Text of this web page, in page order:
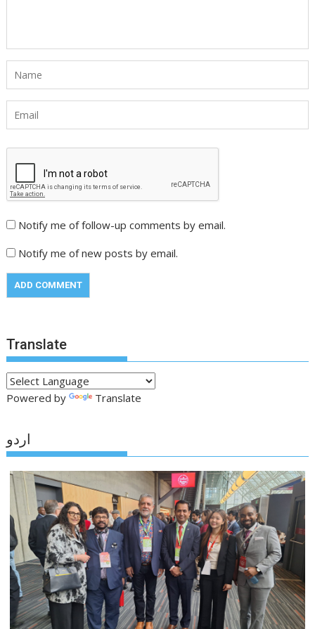
Notify me of follow-up comments by email.
Notify me of new posts by email.
Translate
Powered by Translate
اردو